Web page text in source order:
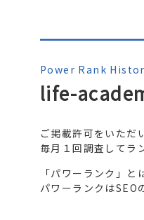
Power Rank
life-
ご掲載許可をいただ
毎月１回調査してラ
「パワーランク」
パワーランクはSEO